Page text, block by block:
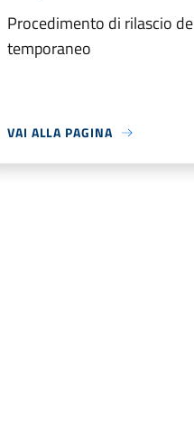
Procedimento di rilascio
temporaneo
VAI ALLA PAGINA